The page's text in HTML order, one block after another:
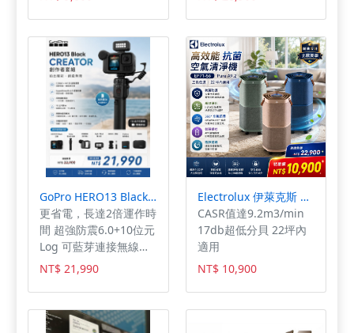
閃系統，在車速40km/h
以上遇到急降速10km/h
的情況，或者感應到車
輛傾倒的同時，即會觸
發車輛雙黃閃的警示功
能，透過方向燈號提醒
周遭來車的注意，避免
造成意外或二次傷害
喔！ Global Eagle
S33/S35功能特點：
•TFT全彩液晶顯示螢幕
•Apple CarPlay投屏
•Android Auto投屏
•SPS道路安全警示系統
•SOS車輛傾倒緊急雙黃
閃系統 •EX-102行車記
錄器 •TPMS胎壓偵測器
•台灣製造
升 前後1080P 30fps
HDR+EIS / 前後1080P
60fps 140 度廣角鏡頭 /
F1.8光圈 / 6G + AR光學
鍍膜 全機 IP67 防水等
級 呼吸燈/車廂燈/跑馬
燈 多種主機燈模式 耐高
溫超級電容 抗干擾金屬
對接頭 多功能鎖檔鍵
TS 碼流錄影格式 10 倍
速 GPS 衛星定位 Wifi
光束 高達70分鐘續航
力；配置兩組錐型滾
刷，有效清除滾刷上長
至60公分長髮也可避免
纏繞 壓縮式集塵筒，提
升6倍集塵量；內嵌自立
式吸頭接口可完成不同
清潔任務，輕鬆切換吸
頭
GoPro HERO13 Black Creator 創作者套組(公司貨
更省電，長達2倍運作時
間 超強防震6.0+10位元
Log 可藍芽連接無線麥
克風
NT$ 21,990
Electrolux 伊萊克斯 高效能抗菌空氣清淨機 EP71-56 三色(Pure A9.2 三色任選 22坪內適用)
CASR值達9.2m3/min
17db超低分貝 22坪內
適用
NT$ 10,900